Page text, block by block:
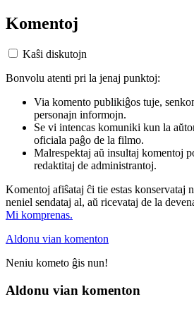
Komentoj
Kaŝi diskutojn
Bonvolu atenti pri la jenaj punktoj:
Via komento publikiĝos tuje,
personajn informojn.
Se vi intencas komuniki kun la
oficiala paĝo de la filmo.
Malrespektaj aŭ insultaj komentoj
redaktitaj de administrantoj.
Komentoj afiŝataj ĉi tie estas konservataj
neniel sendataj al, aŭ ricevataj de la
Mi komprenas.
Aldonu vian komenton
Neniu kometo ĝis nun!
Aldonu vian komenton